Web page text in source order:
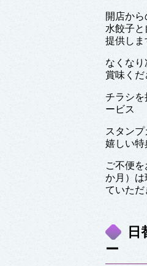
開店か
水餃子
提供しま
なくな
賞味くだ
チラシを
ービス
スタン
嬉しい特
ご不便を
か月）は
ていただ
ー